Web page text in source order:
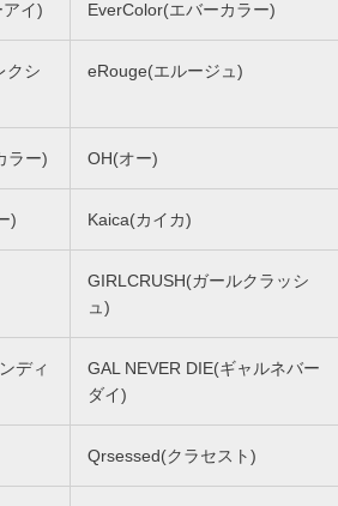
イ) EverColor(エバーカラー)
クシ
eRouge(エルージュ)
ラー) OH(オー)
) Kaica(カイカ)
GIRLCRUSH(ガールクラッシ
ュ)
ディ
GAL NEVER DIE(ギャルネバー
ダイ)
Qrsessed(クラセスト)